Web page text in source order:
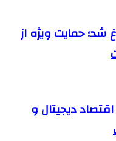
شد؛ حمایت ویژه از
دیجیتال و